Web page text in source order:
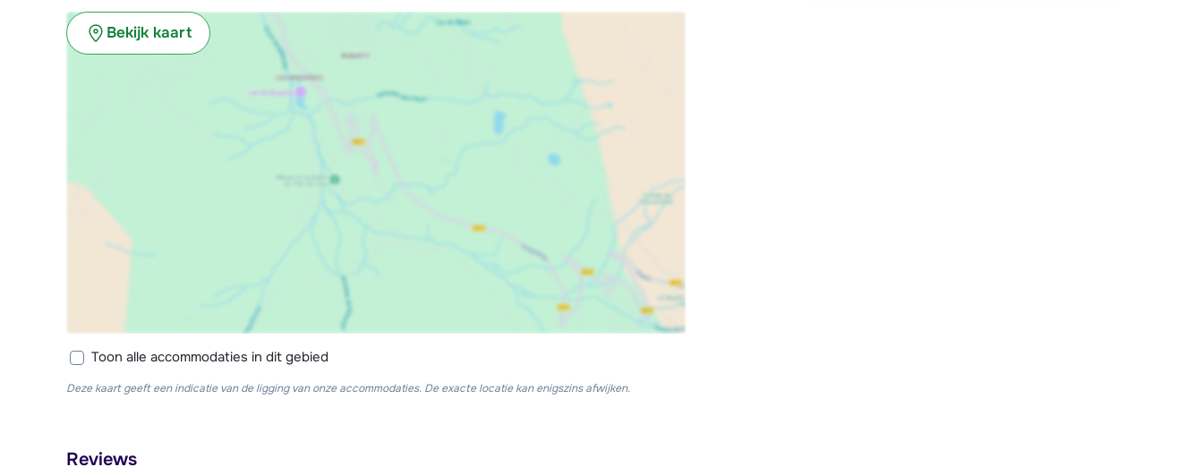
Bekijk kaart
Toon alle accommodaties in dit gebied
Deze kaart geeft een indicatie van de ligging van onze accommodaties. De exacte locatie kan enigszins afwijken.
Reviews